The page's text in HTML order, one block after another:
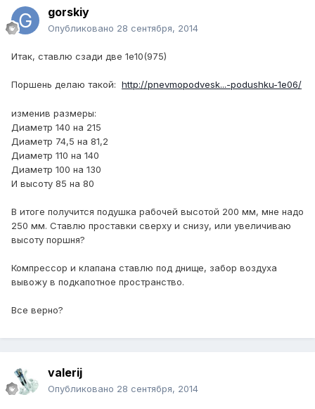
gorskiy
Опубликовано 28 сентября, 2014
Итак, ставлю сзади две 1е10(975)
Поршень делаю такой: http://pnevmopodvesk...-podushku-1e06/
изменив размеры:
Диаметр 140 на 215
Диаметр 74,5 на 81,2
Диаметр 110 на 140
Диаметр 100 на 130
И высоту 85 на 80
В итоге получится подушка рабочей высотой 200 мм, мне надо
250 мм. Ставлю проставки сверху и снизу, или увеличиваю
высоту поршня?
Компрессор и клапана ставлю под днище, забор воздуха
вывожу в подкапотное пространство.
Все верно?
valerij
Опубликовано 28 сентября, 2014